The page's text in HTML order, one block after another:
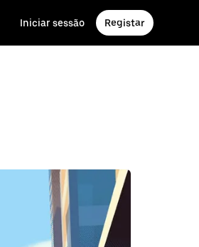
Iniciar sessão Registar